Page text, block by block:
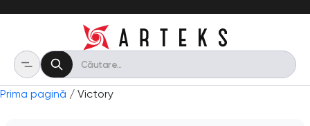
Prima pagină / Victory